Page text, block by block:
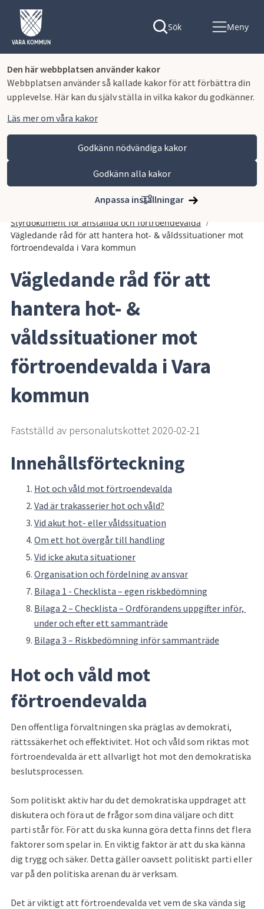
Den här webbplatsen använder kakor
Webbplatsen använder så kallade kakor för att förbättra din
upplevelse. Här kan du själv ställa in vilka kakor du godkänner.
Läs mer om våra kakor
Godkänn nödvändiga kakor
Godkänn alla kakor
Anpassa inställningar
Sök Meny
Vara kommun
Kommun och politik
Vår organisation och verksamhet
Styrdokument för anställda och förtroendevalda
Vägledande råd för att hantera hot- & våldssituationer mot
förtroendevalda i Vara kommun
Vägledande råd för att
hantera hot- &
våldssituationer mot
förtroendevalda i Vara
kommun
Fastställd av personalutskottet 2020-02-21
Innehållsförteckning
Hot och våld mot förtroendevalda
Vad är trakasserier hot och våld?
Vid akut hot- eller våldssituation
Om ett hot övergår till handling
Vid icke akuta situationer
Organisation och fördelning av ansvar
Bilaga 1 - Checklista – egen riskbedömning
Bilaga 2 – Checklista – Ordförandens uppgifter inför,
under och efter ett sammanträde
Bilaga 3 – Riskbedömning inför sammanträde
Hot och våld mot
förtroendevalda
Den offentliga förvaltningen ska präglas av demokrati,
rättssäkerhet och effektivitet. Hot och våld som riktas mot
förtroendevalda är ett allvarligt hot mot den demokratiska
beslutsprocessen.
Som politiskt aktiv har du det demokratiska uppdraget att
diskutera och föra ut de frågor som dina väljare och ditt
parti står för. För att du ska kunna göra detta finns det flera
faktorer som spelar in. En viktig faktor är att du ska känna
dig trygg och säker. Detta gäller oavsett politiskt parti eller
var på den politiska arenan du är verksam.
Det är viktigt att förtroendevalda vet vem de ska vända sig